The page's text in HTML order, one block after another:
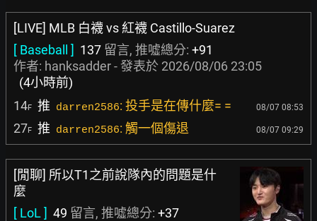
[LIVE] MLB 白襪 vs 紅襪 Castillo-Suarez
[ Baseball ] 137 留言, 推噓總分: +91
作者: hanksadder- 發表於 2026/08/06 23:05
(4小時前)
14F 推 darren2586: 投手是在傳什麼= = 08/07 08:53
27F 推 darren2586: 觸一個傷退 08/07 09:29
[閒聊] 所以T1之前說隊內的問題是什
麼
[ LoL ] 49 留言, 推噓總分: +37